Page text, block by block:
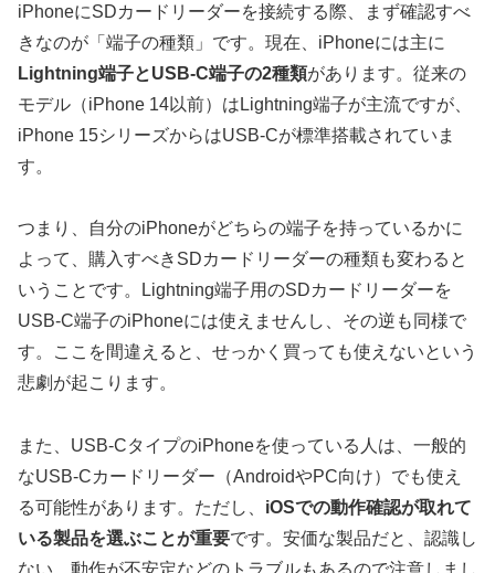
iPhoneにSDカードリーダーを接続する際、まず確認すべ
きなのが「端子の種類」です。現在、iPhoneには主に
Lightning端子とUSB-C端子の2種類があります。従来の
モデル（iPhone 14以前）はLightning端子が主流ですが、
iPhone 15シリーズからはUSB-Cが標準搭載されていま
す。
つまり、自分のiPhoneがどちらの端子を持っているかに
よって、購入すべきSDカードリーダーの種類も変わると
いうことです。Lightning端子用のSDカードリーダーを
USB-C端子のiPhoneには使えませんし、その逆も同様で
す。ここを間違えると、せっかく買っても使えないという
悲劇が起こります。
また、USB-CタイプのiPhoneを使っている人は、一般的
なUSB-Cカードリーダー（AndroidやPC向け）でも使え
る可能性があります。ただし、 iOSでの動作確認が取れて
いる製品を選ぶことが重要です。安価な製品だと、認識し